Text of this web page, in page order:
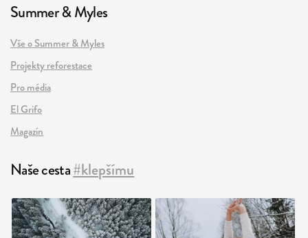
Summer & Myles
Vše o Summer & Myles
Projekty reforestace
Pro média
El Grifo
Magazín
Naše cesta#klepšímu